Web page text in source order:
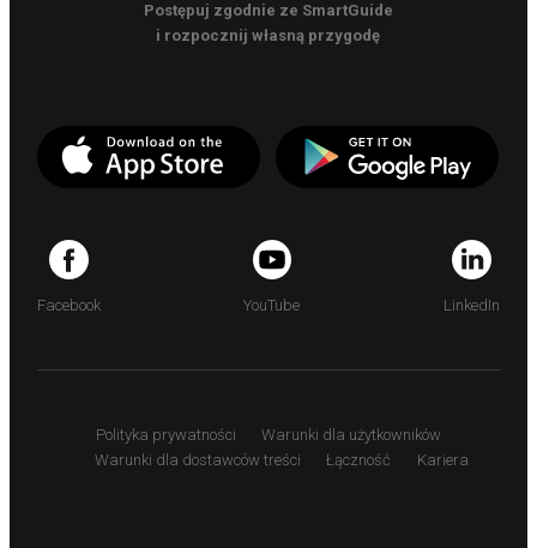
Postępuj zgodnie ze SmartGuide
i rozpocznij własną przygodę
Facebook YouTube LinkedIn
Polityka prywatności
Warunki dla użytkowników
Warunki dla dostawców treści
Łączność Kariera